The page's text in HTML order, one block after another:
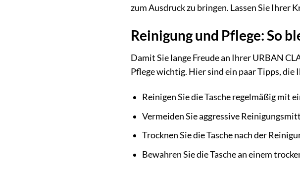
zum Ausdruck zu bringen. Lassen Sie
Reinigung und Pflege: So
Damit Sie lange Freude an Ihrer URBAN
Pflege wichtig. Hier sind ein paar Tipps, die
Reinigen Sie die Tasche regelmäßig mit
Vermeiden Sie aggressive
Trocknen Sie die Tasche nach der
Bewahren Sie die Tasche an einem